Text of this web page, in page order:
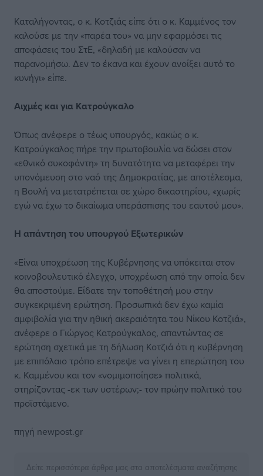
Καταλήγοντας, ο κ. Κοτζιάς είπε ότι ο κ. Καμμένος τον
καλούσε με την «παρέα του» να μην εφαρμόσει τις
αποφάσεις του ΣτΕ, «δηλαδή με καλούσαν να
παρανομήσω. Δεν το έκανα και έχουν ανοίξει αυτό το
κυνήγι» είπε.
Αιχμές και για Κατρούγκαλο
Όπως ανέφερε ο τέως υπουργός, κακώς ο κ.
Κατρούγκαλος πήρε την πρωτοβουλία να δώσει στον
«εθνικό συκοφάντη» τη δυνατότητα να μεταφέρει την
υπονόμευση στο ναό της Δημοκρατίας, με αποτέλεσμα,
η Βουλή να μετατρέπεται σε χώρο δικαστηρίου, «χωρίς
εγώ να έχω το δικαίωμα υπεράσπισης του εαυτού μου».
Η απάντηση του υπουργού Εξωτερικών
«Είναι υποχρέωση της Κυβέρνησης να υπόκειται στον
κοινοβουλευτικό έλεγχο, υποχρέωση από την οποία δεν
θα αποστούμε. Είδατε την τοποθέτησή μου στην
συγκεκριμένη ερώτηση. Προσωπικά δεν έχω καμία
αμφιβολία για την ηθική ακεραιότητα του Νίκου Κοτζιά»,
ανέφερε ο Γιώργος Κατρούγκαλος, απαντώντας σε
ερώτηση σχετικά με τη δήλωση Κοτζιά ότι η κυβέρνηση
με επιπόλαιο τρόπο επέτρεψε να γίνει η επερώτηση του
κ. Καμμένου και τον «νομιμοποίησε» πολιτικά,
στηρίζοντας -εκ των υστέρων;- τον πρώην πολιτικό του
προϊστάμενο.
πηγή newpost.gr
Δείτε περισσότερα άρθρα μας στα αποτελέσματα αναζήτησης